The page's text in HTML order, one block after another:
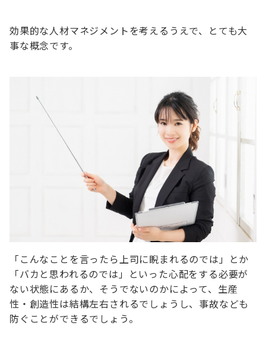
効果的な人材マネジメントを考えるうえで、とても大
事な概念です。
「こんなことを言ったら上司に睨まれるのでは」とか
「バカと思われるのでは」といった心配をする必要が
ない状態にあるか、そうでないのかによって、生産
性・創造性は結構左右されるでしょうし、事故なども
防ぐことができるでしょう。